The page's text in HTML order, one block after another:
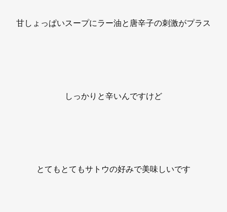
甘しょっぱいスープにラー油と唐辛子の刺激がプラス
しっかりと辛いんですけど
とてもとてもサトウの好みで美味しいです